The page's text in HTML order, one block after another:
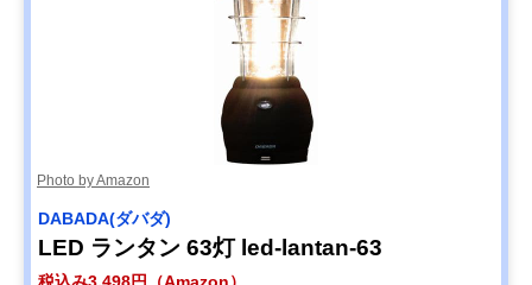
Photo by Amazon
DABADA(ダバダ)
LED ランタン 63灯 led-lantan-63